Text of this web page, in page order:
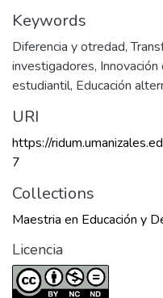
Keywords
Diferencia y otredad,
investigadores, Innovación
estudiantil, Educación
URI
https://
7
Collections
Maestria en Educación y
Licencia